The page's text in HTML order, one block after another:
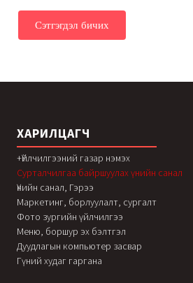
ХАРИЛЦАГЧ
+Үйлчилгээний газар нэмэх
Сурталчилгаа байршуулах үнийн санал
Үнийн санал, Гэрээ
Маркетинг, борлуулалт, сургалт
Фото зургийн үйлчилгээ
Меню, боршур эх бэлтгэл
Дуудлагын компьютер засвар
Гүний худаг гаргана